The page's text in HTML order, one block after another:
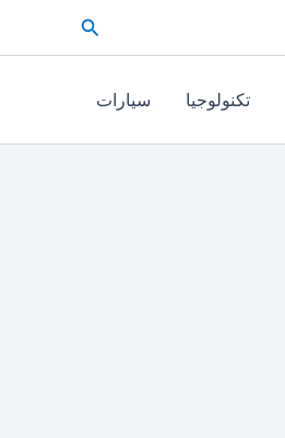
البحث
تكنولوجيا سيارات